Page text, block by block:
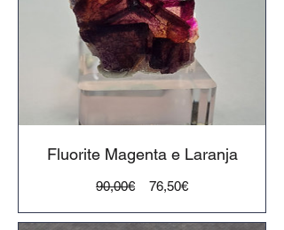
Fluorite Magenta e Laranja
90,00€
Preço
76,50€Preço